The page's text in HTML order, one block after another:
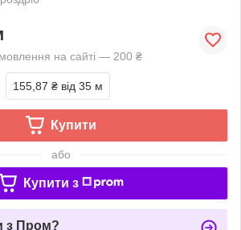
на сайті — 200 ₴
155,87 ₴ від 35 м
Купити
або
Купити з
з Пром?